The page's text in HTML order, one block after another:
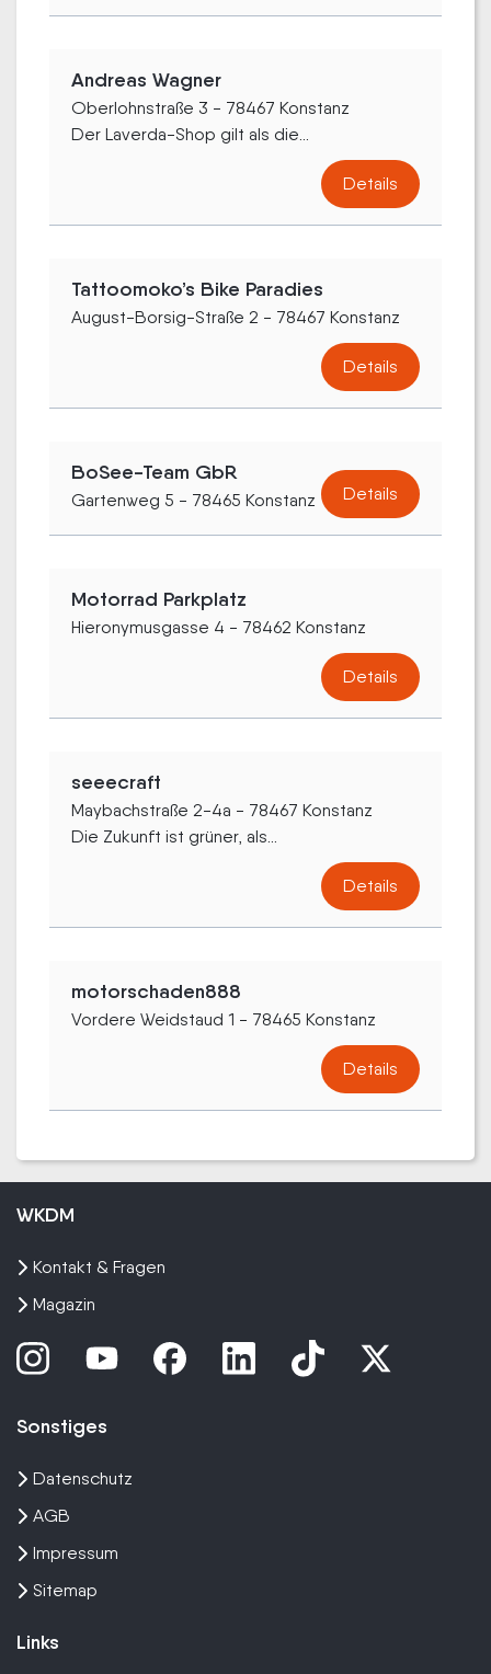
Andreas Wagner
Oberlohnstraße 3 - 78467 Konstanz
Der Laverda-Shop gilt als die...
Details
Tattoomoko’s Bike Paradies
August-Borsig-Straße 2 - 78467 Konstanz
Details
BoSee-Team GbR
Gartenweg 5 - 78465 Konstanz Details
Motorrad Parkplatz
Hieronymusgasse 4 - 78462 Konstanz
Details
seeecraft
Maybachstraße 2-4a - 78467 Konstanz
Die Zukunft ist grüner, als...
Details
motorschaden888
Vordere Weidstaud 1 - 78465 Konstanz
Details
WKDM
Kontakt & Fragen
Magazin
Sonstiges
Datenschutz
AGB
Impressum
Sitemap
Links